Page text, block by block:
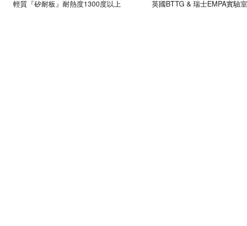
輕質『矽耐板』耐熱度1300度以上 英國BTTG & 瑞士EMPA實驗室